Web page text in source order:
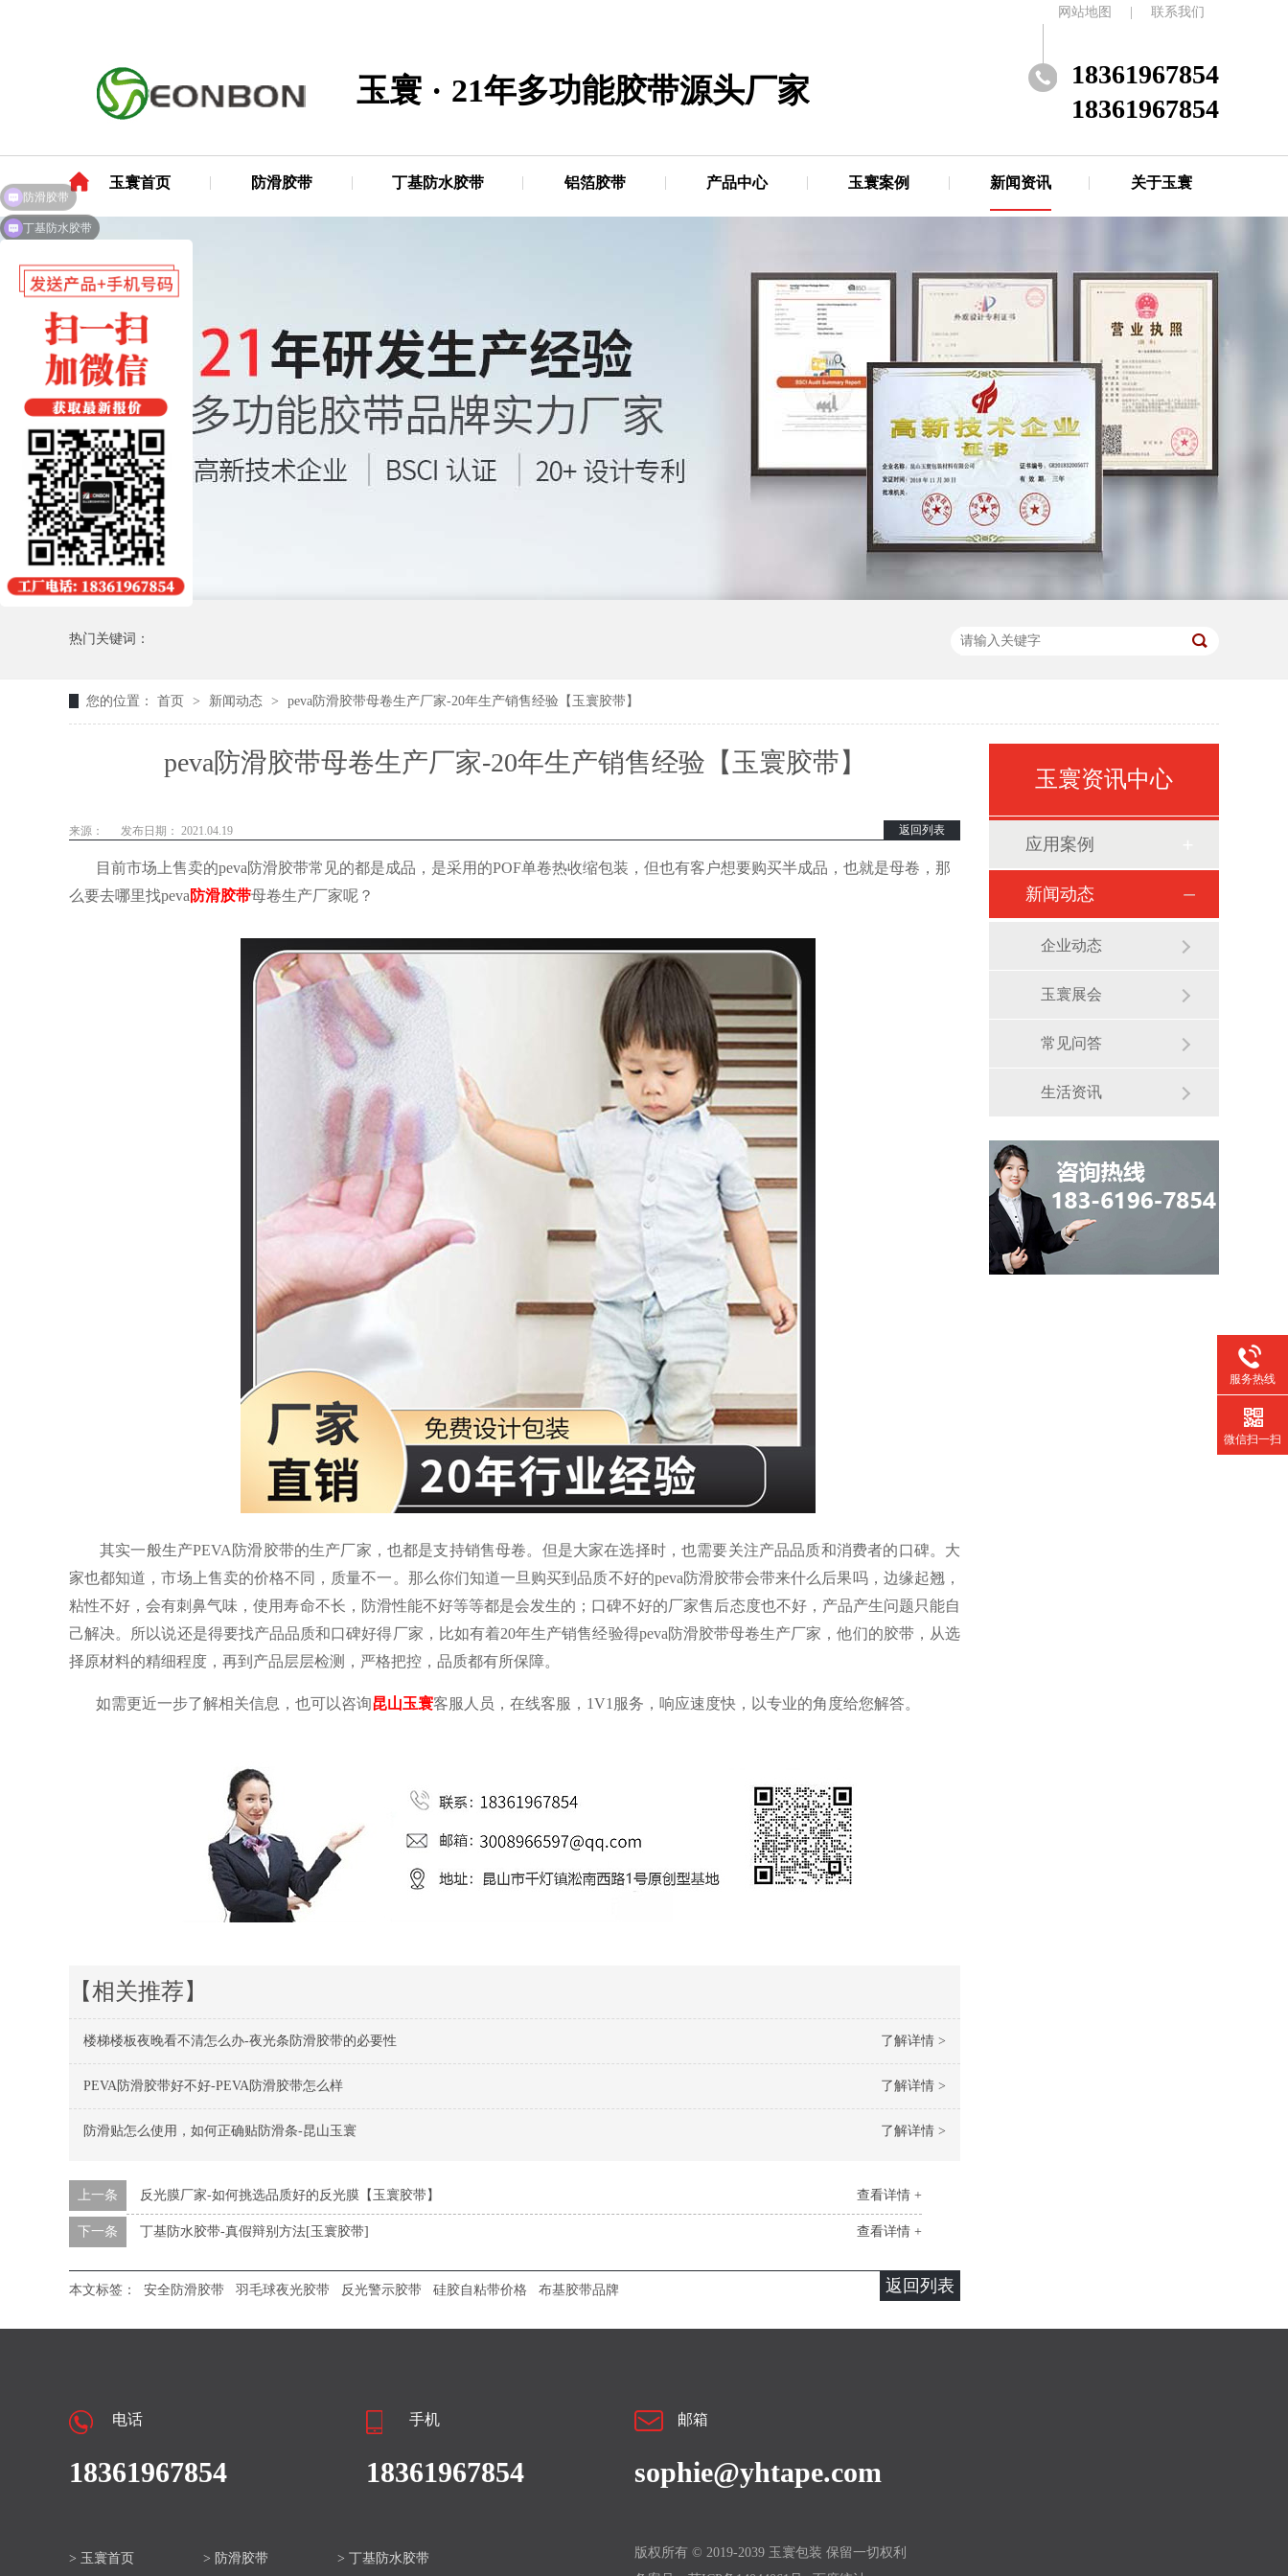
网站地图 联系我们
玉寰 · 21年多功能胶带源头厂家
18361967854
18361967854
玉寰首页 防滑胶带 丁基防水胶带 铝箔胶带 产品中心 玉寰案例 新闻资讯 关于玉寰
热门关键词：
您的位置： 首页 > 新闻动态 > peva防滑胶带母卷生产厂家-20年生产销售经验【玉寰胶带】
peva防滑胶带母卷生产厂家-20年生产销售经验【玉寰胶带】
返回列表
来源： 发布日期： 2021.04.19
目前市场上售卖的peva防滑胶带常见的都是成品，是采用的POF单卷热收缩包装，但也有客户想要购买半成品，也就是母卷，那
么要去哪里找peva 防滑胶带母卷生产厂家呢？
其实一般生产PEVA防滑胶带的生产厂家，也都是支持销售母卷。但是大家在选择时，也需要关注产品品质和消费者的口碑。大
家也都知道，市场上售卖的价格不同，质量不一。那么你们知道一旦购买到品质不好的peva防滑胶带会带来什么后果吗，边缘起翘，
粘性不好，会有刺鼻气味，使用寿命不长，防滑性能不好等等都是会发生的；口碑不好的厂家售后态度也不好，产品产生问题只能自
己解决。所以说还是得要找产品品质和口碑好得厂家，比如有着20年生产销售经验得peva防滑胶带母卷生产厂家，他们的胶带，从选
择原材料的精细程度，再到产品层层检测，严格把控，品质都有所保障。
如需更近一步了解相关信息，也可以咨询昆山玉寰客服人员，在线客服， 1V1服务，响应速度快，以专业的角度给您解答。
【相关推荐】
了解详情 >
楼梯楼板夜晚看不清怎么办-夜光条防滑胶带的必要性
了解详情 >
PEVA防滑胶带好不好-PEVA防滑胶带怎么样
了解详情 >
防滑贴怎么使用，如何正确贴防滑条-昆山玉寰
查看详情 +
上一条 反光膜厂家-如何挑选品质好的反光膜【玉寰胶带】
查看详情 +
下一条 丁基防水胶带-真假辩别方法[玉寰胶带]
返回列表
本文标签： 安全防滑胶带 羽毛球夜光胶带 反光警示胶带 硅胶自粘带价格 布基胶带品牌
玉寰资讯中心
应用案例
新闻动态
企业动态
玉寰展会
常见问答
生活资讯
电话
18361967854
手机
18361967854
邮箱
sophie@yhtape.com
> 玉寰首页 > 防滑胶带 > 丁基防水胶带
版权所有 © 2019-2039 玉寰包装 保留一切权利
服务热线
微信扫一扫
防滑胶带
丁基防水胶带